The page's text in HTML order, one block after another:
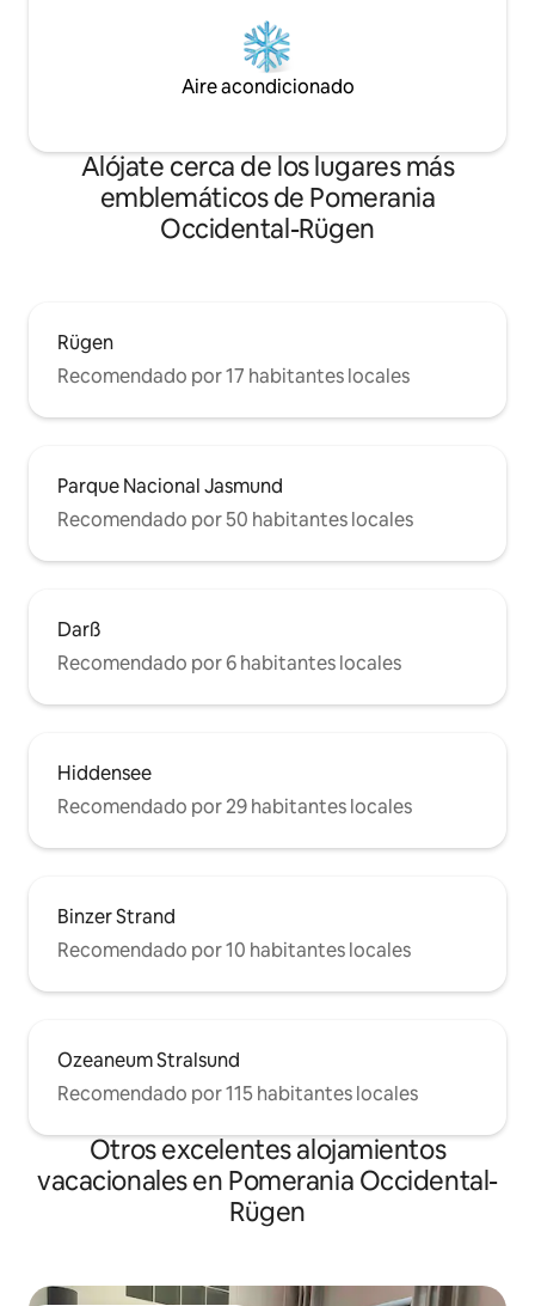
Aire acondicionado
Alójate cerca de los lugares más
emblemáticos de Pomerania
Occidental-Rügen
Rügen
Recomendado por 17 habitantes locales
Parque Nacional Jasmund
Recomendado por 50 habitantes locales
Darß
Recomendado por 6 habitantes locales
Hiddensee
Recomendado por 29 habitantes locales
Binzer Strand
Recomendado por 10 habitantes locales
Ozeaneum Stralsund
Recomendado por 115 habitantes locales
Otros excelentes alojamientos
vacacionales en Pomerania Occidental-
Rügen